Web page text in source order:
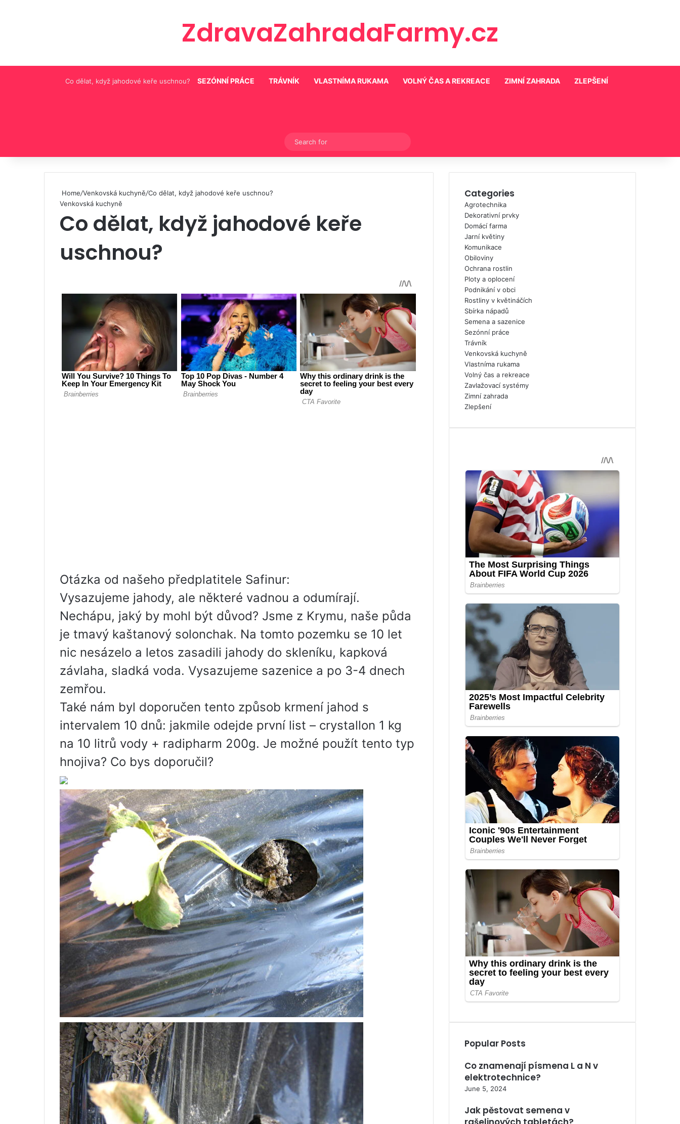
ZdravaZahradaFarmy.cz
Co dělat, když jahodové keře uschnou? SEZÓNNÍ PRÁCE TRÁVNÍK VLASTNÍMA RUKAMA VOLNÝ ČAS A REKREACE ZIMNÍ ZAHRADA ZLEPŠENÍ
Switch skin
for
Home/Venkovská kuchyně/Co dělat, když jahodové keře uschnou?
Venkovská kuchyně
Co dělat, když jahodové keře
uschnou?
Otázka od našeho předplatitele Safinur:
Vysazujeme jahody, ale některé vadnou a odumírají.
Nechápu, jaký by mohl být důvod? Jsme z Krymu, naše půda
je tmavý kaštanový solonchak. Na tomto pozemku se 10 let
nic nesázelo a letos zasadili jahody do skleníku, kapková
závlaha, sladká voda. Vysazujeme sazenice a po 3-4 dnech
zemřou.
Také nám byl doporučen tento způsob krmení jahod s
intervalem 10 dnů: jakmile odejde první list – crystallon 1 kg
na 10 litrů vody + radipharm 200g. Je možné použít tento typ
hnojiva? Co bys doporučil?
Categories
Agrotechnika
Dekorativní prvky
Domácí farma
Jarní květiny
Komunikace
Obiloviny
Ochrana rostlin
Ploty a oplocení
Podnikání v obci
Rostliny v květináčích
Sbírka nápadů
Semena a sazenice
Sezónní práce
Trávník
Venkovská kuchyně
Vlastníma rukama
Volný čas a rekreace
Zavlažovací systémy
Zimní zahrada
Zlepšení
Popular Posts
Co znamenají písmena L a N v
elektrotechnice?
June 5, 2024
Jak pěstovat semena v